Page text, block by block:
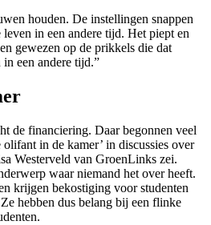
houden. De instellingen snappen
in een andere tijd. Het piept en
gewezen op de prikkels die dat
een andere tijd.”
de financiering. Daar begonnen veel
in de kamer’ in discussies over
Westerveld van GroenLinks zei.
waar niemand het over heeft.
krijgen bekostiging voor studenten
hebben dus belang bij een flinke